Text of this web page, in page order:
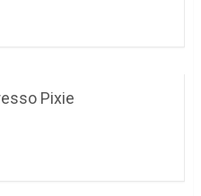
Pixie